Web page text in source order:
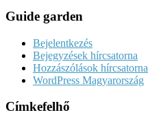
Guide garden
Bejelentkezés
Bejegyzések hírcsatorna
Hozzászólások hírcsatorna
WordPress Magyarország
Címkefelhő